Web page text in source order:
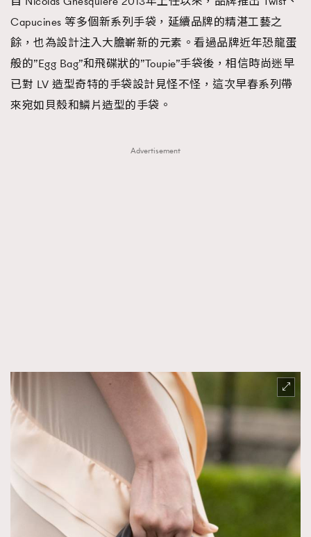
Capucines 等多個新系列手袋，延續品牌的精湛工藝之
餘，也為設計注入大膽嶄新的元素。看過品牌近年恐龍蛋
般的”Egg Bag”和飛碟狀的”Toupie”手袋後，相信時尚迷早
已對 LV 造型奇特的手袋設計見怪不怪，這次早春系列帶
來宛如貝殼和鱗片造型的手袋。
Advertisement